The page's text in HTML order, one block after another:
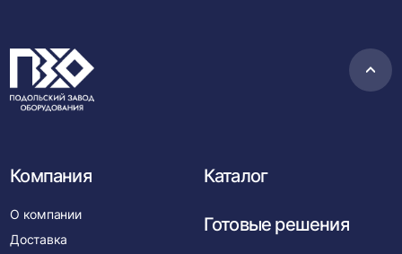
в
Компания
О компании
Доставка
Каталог
Готовые решения